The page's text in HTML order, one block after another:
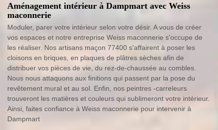
Aménagement intérieur à Dampmart avec Weiss
maconnerie
Moduler, parer votre intérieur selon votre désir. A vous de créer
vos espaces et notre entreprise Weiss maconnerie s'occupe de
les réaliser. Nos artisans maçon 77400 s'affairent à poser les
cloisons en briques, en plaques de plâtres sèches afin de
distribuer vos pièces de vie, du rez-de-chaussée au combles.
Nous nous attaquons aux finitions qui passent par la pose du
revêtement mural et au sol. Enfin, nos peintres -carreleurs
trouveront les matières et couleurs qui sublimeront votre intérieur.
Ainsi, faites confiance à Weiss maconnerie pour intervenir à
Dampmart